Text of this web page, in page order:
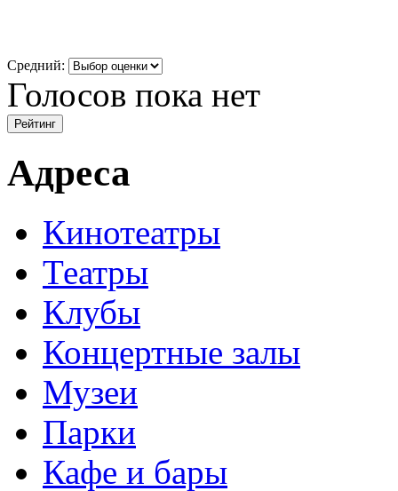
Средний:
Голосов пока нет
Адреса
Кинотеатры
Театры
Клубы
Концертные залы
Музеи
Парки
Кафе и бары